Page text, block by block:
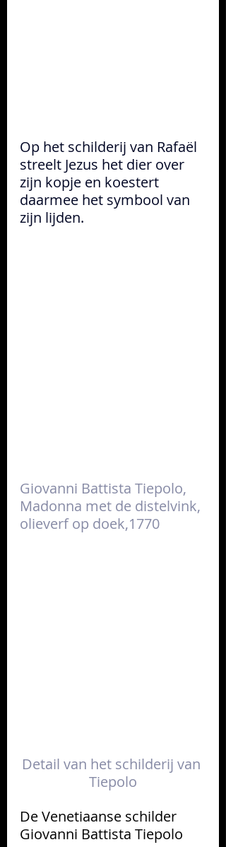
Op het schilderij van Rafaël
streelt Jezus het dier over
zijn kopje en koestert
daarmee het symbool van
zijn lijden.
Giovanni Battista Tiepolo,
Madonna met de distelvink,
olieverf op doek,1770
Detail van het schilderij van
Tiepolo
De Venetiaanse schilder
Giovanni Battista Tiepolo